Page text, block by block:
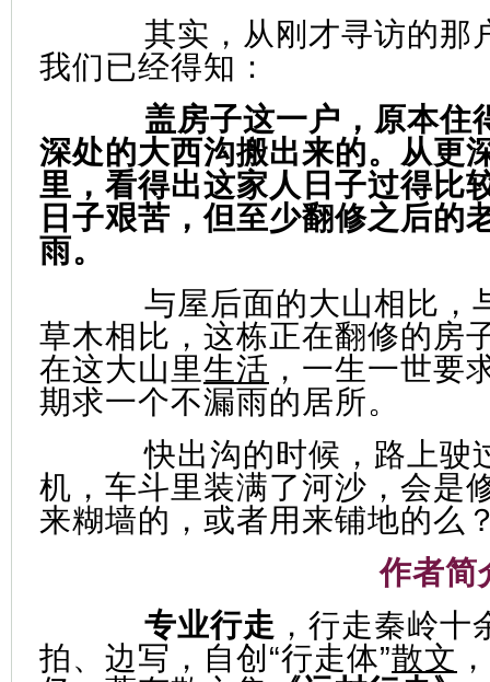
其实，从刚才寻访的那
我们已经得知：
盖房子这一户，原本住
深处的大西沟搬出来的。从更
里，看得出这家人日子过得比
日子艰苦，但至少翻修之后的
雨。
与屋后面的大山相比，
草木相比，这栋正在翻修的房
在这大山里生活 ，一生一世要
期求一个不漏雨的居所。
快出沟的时候，路上驶
机，车斗里装满了河沙，会是
来糊墙的，或者用来铺地的么
作者简
专业行走 ，行走秦岭
拍、边写，自创“行走体”散文